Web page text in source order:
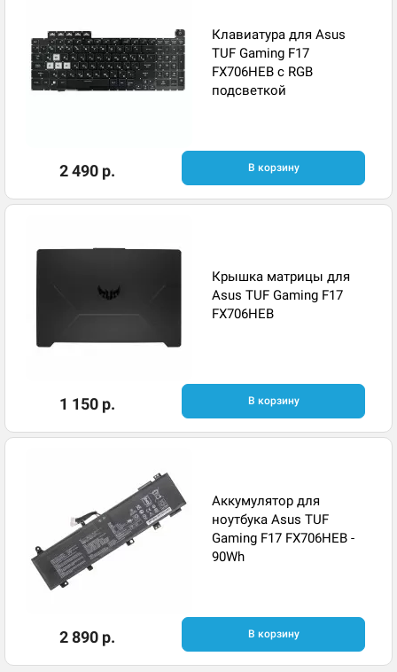
Клавиатура для Asus
TUF Gaming F17
FX706HEB с RGB
подсветкой
2 490 р. В корзину
Крышка матрицы для
Asus TUF Gaming F17
FX706HEB
1 150 р. В корзину
Аккумулятор для
ноутбука Asus TUF
Gaming F17 FX706HEB -
90Wh
2 890 р. В корзину